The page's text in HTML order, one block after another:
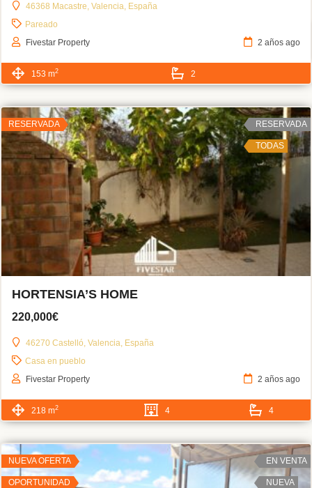
46368 Macastre, Valencia, España
Pareado
Fivestar Property
2 años ago
153 m2 2
RESERVADA RESERVADA
TODAS
HORTENSIA’S HOME
220,000€
46270 Castelló, Valencia, España
Casa en pueblo
Fivestar Property
2 años ago
218 m2 4 4
NUEVA OFERTA
OPORTUNIDAD
EN VENTA
NUEVA